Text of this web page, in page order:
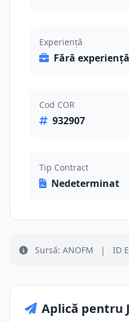
Experiență
Fără experiență
Cod COR
932907
Tip Contract
Nedeterminat
Sursă: ANOFM | ID
Aplică pentru